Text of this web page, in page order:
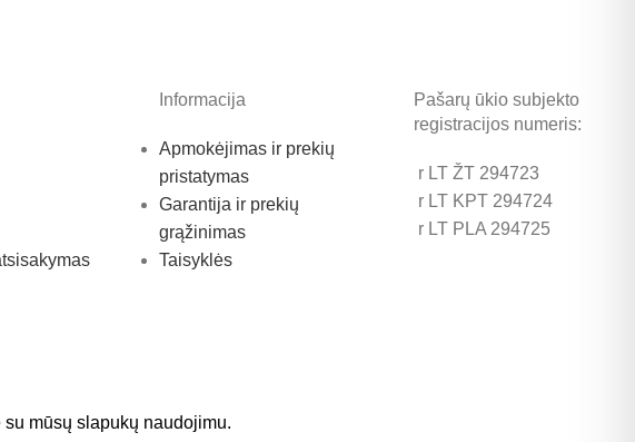
Informacija
Apmokėjimas ir prekių
pristatymas
Garantija ir prekių
grąžinimas
Taisyklės
Pašarų ūkio subjekto
registracijos numeris:
r LT ŽT 294723
r LT KPT 294724
r LT PLA 294725
mūsų slapukų naudojimu.